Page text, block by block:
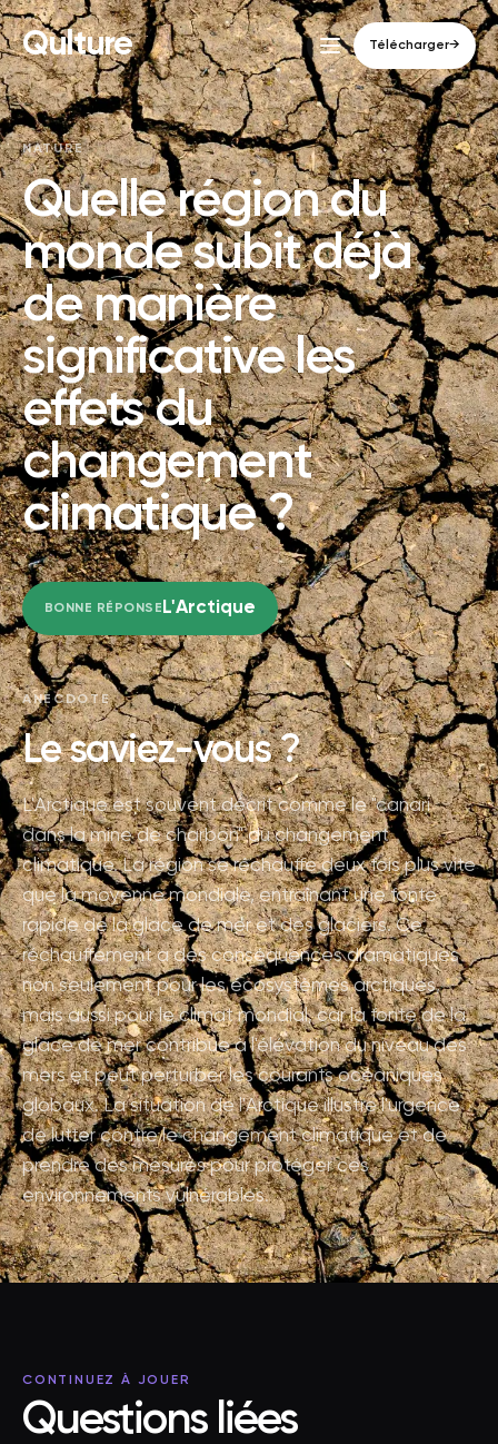
Qulture Télécharger→
NATURE
Quelle région du
monde subit déjà
de manière
significative les
effets du
changement
climatique ?
BONNE RÉPONSE L'Arctique
ANECDOTE
Le saviez-vous ?
L'Arctique est souvent décrit comme le "canari
dans la mine de charbon" du changement
climatique. La région se réchauffe deux fois plus vite
que la moyenne mondiale, entraînant une fonte
rapide de la glace de mer et des glaciers. Ce
réchauffement a des conséquences dramatiques
non seulement pour les écosystèmes arctiques,
mais aussi pour le climat mondial, car la fonte de la
glace de mer contribue à l'élévation du niveau des
mers et peut perturber les courants océaniques
globaux. La situation de l'Arctique illustre l'urgence
de lutter contre le changement climatique et de
prendre des mesures pour protéger ces
environnements vulnérables.
CONTINUEZ À JOUER
Questions liées